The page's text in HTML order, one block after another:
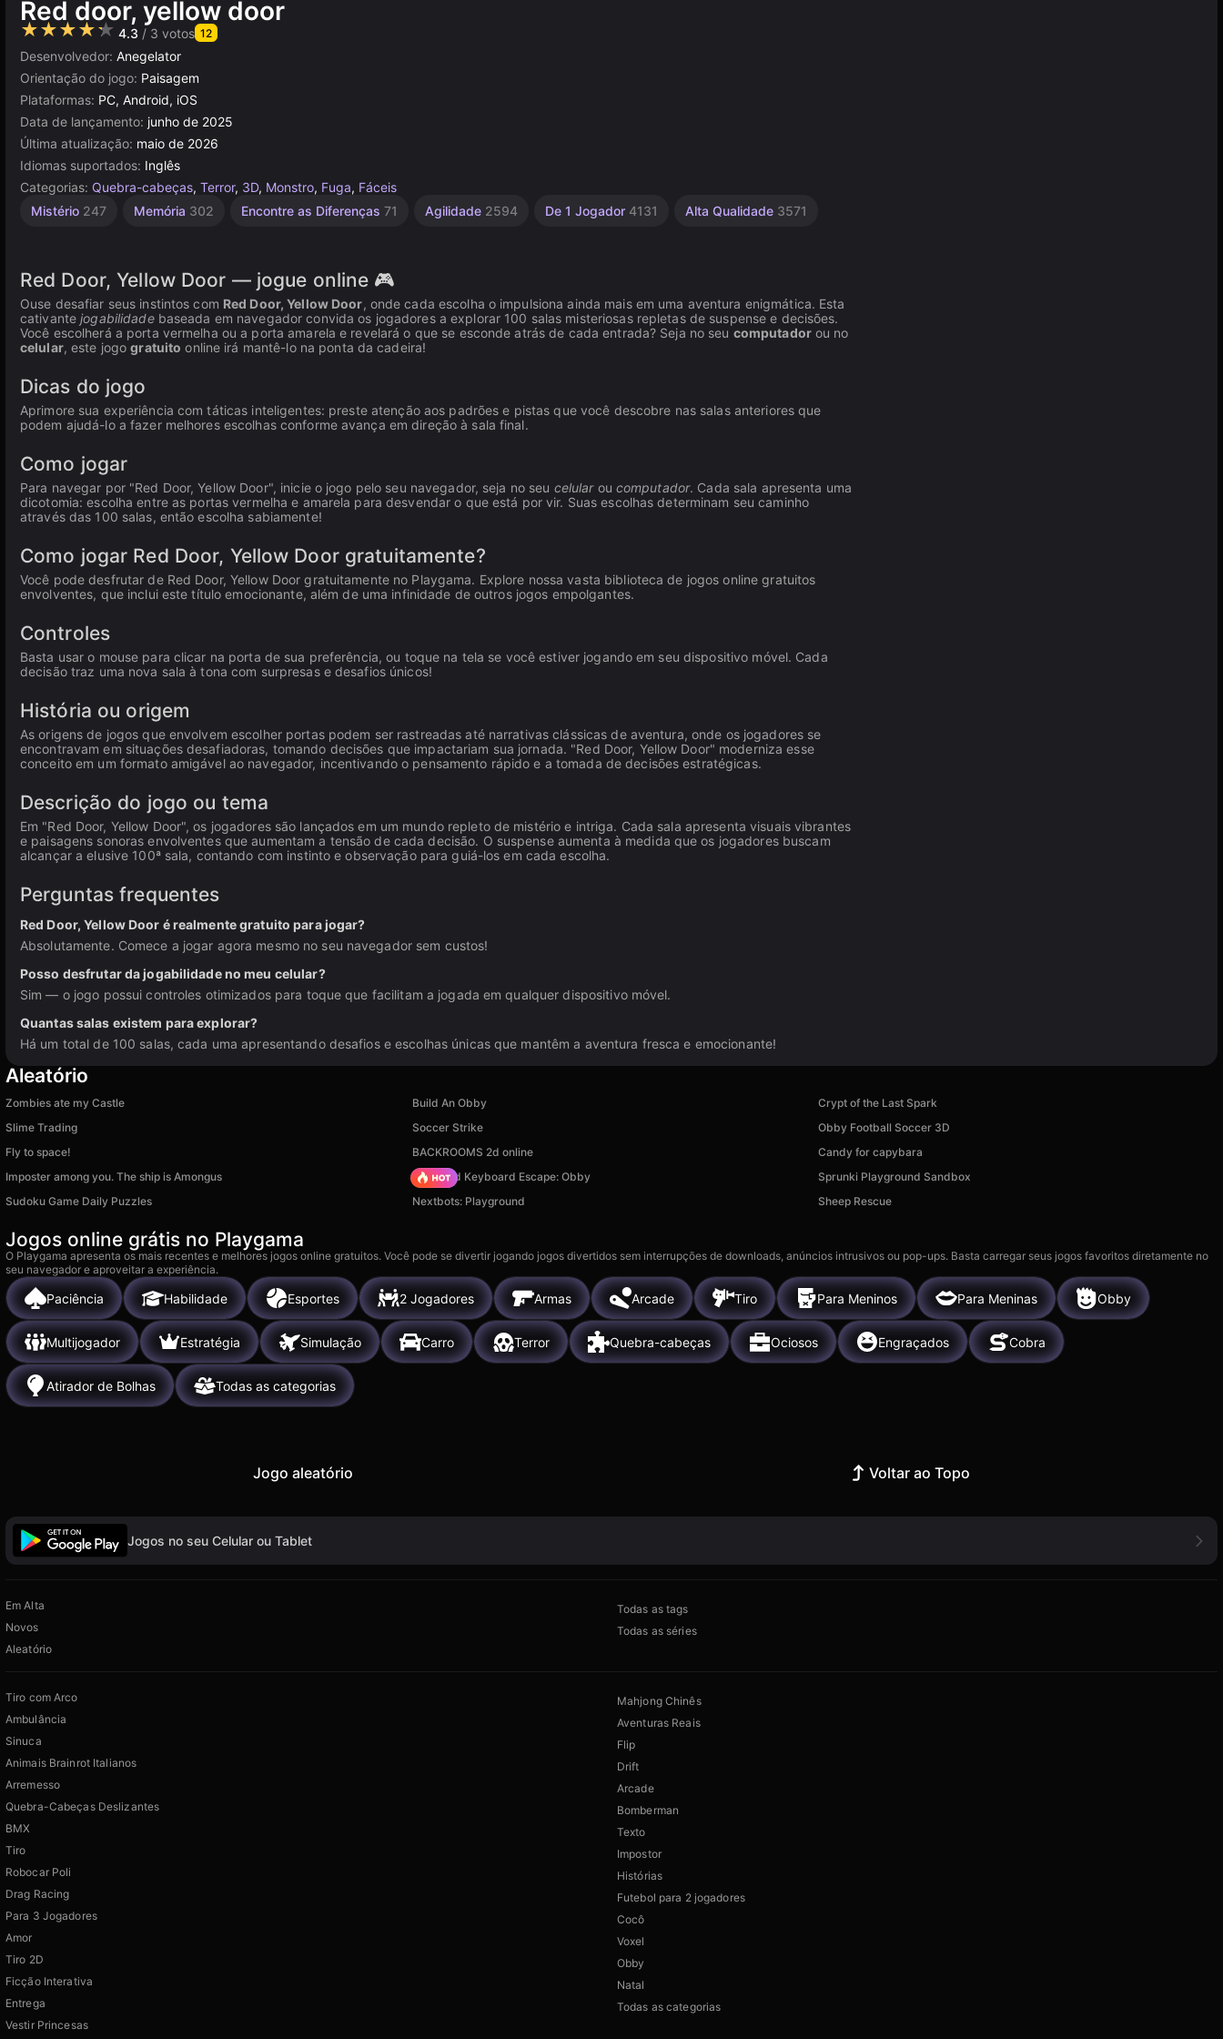
Red door, yellow door
★★★★★ 4.3 / 3 votos 12
Desenvolvedor: Anegelator
Orientação do jogo: Paisagem
Plataformas: PC, Android, iOS
Data de lançamento: junho de 2025
Última atualização: maio de 2026
Idiomas suportados: Inglês
Categorias: Quebra-cabeças, Terror, 3D, Monstro, Fuga, Fáceis
Mistério 247 Memória 302 Encontre as Diferenças 71 Agilidade 2594 De 1 Jogador 4131 Alta Qualidade 3571
Red Door, Yellow Door — jogue online 🎮
Ouse desafiar seus instintos com Red Door, Yellow Door, onde cada escolha o impulsiona ainda mais em uma aventura enigmática. Esta
cativantejogabilidadebaseada em navegador convida os jogadores a explorar 100 salas misteriosas repletas de suspense e decisões.
Você escolherá a porta vermelha ou a porta amarela e revelará o que se esconde atrás de cada entrada? Seja no seu computadorou no
celular, este jogogratuito online irá mantê-lo na ponta da cadeira!
Dicas do jogo
Aprimore sua experiência com táticas inteligentes: preste atenção aos padrões e pistas que você descobre nas salas anteriores que
podem ajudá-lo a fazer melhores escolhas conforme avança em direção à sala final.
Como jogar
Para navegar por "Red Door, Yellow Door", inicie o jogo pelo seu navegador, seja no seu celularou computador. Cada sala apresenta uma
dicotomia: escolha entre as portas vermelha e amarela para desvendar o que está por vir. Suas escolhas determinam seu caminho
através das 100 salas, então escolha sabiamente!
Como jogar Red Door, Yellow Door gratuitamente?
Você pode desfrutar de Red Door, Yellow Door gratuitamente no Playgama. Explore nossa vasta biblioteca de jogos online gratuitos
envolventes, que inclui este título emocionante, além de uma infinidade de outros jogos empolgantes.
Controles
Basta usar o mouse para clicar na porta de sua preferência, ou toque na tela se você estiver jogando em seu dispositivo móvel. Cada
decisão traz uma nova sala à tona com surpresas e desafios únicos!
História ou origem
As origens de jogos que envolvem escolher portas podem ser rastreadas até narrativas clássicas de aventura, onde os jogadores se
encontravam em situações desafiadoras, tomando decisões que impactariam sua jornada. "Red Door, Yellow Door" moderniza esse
conceito em um formato amigável ao navegador, incentivando o pensamento rápido e a tomada de decisões estratégicas.
Descrição do jogo ou tema
Em "Red Door, Yellow Door", os jogadores são lançados em um mundo repleto de mistério e intriga. Cada sala apresenta visuais vibrantes
e paisagens sonoras envolventes que aumentam a tensão de cada decisão. O suspense aumenta à medida que os jogadores buscam
alcançar a elusive 100ª sala, contando com instinto e observação para guiá-los em cada escolha.
Perguntas frequentes
Red Door, Yellow Door é realmente gratuito para jogar?
Absolutamente. Comece a jogar agora mesmo no seu navegador sem custos!
Posso desfrutar da jogabilidade no meu celular?
Sim — o jogo possui controles otimizados para toque que facilitam a jogada em qualquer dispositivo móvel.
Quantas salas existem para explorar?
Há um total de 100 salas, cada uma apresentando desafios e escolhas únicas que mantêm a aventura fresca e emocionante!
Aleatório
Zombies ate my Castle Build An Obby
Crypt of the Last Spark
Slime Trading
Soccer Strike
Obby Football Soccer 3D
Fly to space!
BACKROOMS 2d online
Candy for capybara
Imposter among you. The ship is Amongus
+1 Speed Keyboard Escape: Obby
Sprunki Playground Sandbox
Sudoku Game Daily Puzzles
Nextbots: Playground Sheep Rescue
Jogos online grátis no Playgama
O Playgama apresenta os mais recentes e melhores jogos online gratuitos. Você pode se divertir jogando jogos divertidos sem interrupções de downloads, anúncios intrusivos ou pop-ups. Basta carregar seus jogos favoritos diretamente no
seu navegador e aproveitar a experiência.
Paciência Habilidade Esportes 2 Jogadores Armas Arcade Tiro Para Meninos Para Meninas Obby
Multijogador Estratégia Simulação Carro Terror Quebra-cabeças Ociosos Engraçados Cobra
Atirador de Bolhas Todas as categorias
Jogo aleatório Voltar ao Topo
Jogos no seu Celular ou Tablet
Em Alta
Novos
Aleatório
Todas as tags
Todas as séries
Tiro com Arco
Ambulância
Sinuca
Animais Brainrot Italianos
Arremesso
Quebra-Cabeças Deslizantes
BMX
Tiro
Robocar Poli
Drag Racing
Para 3 Jogadores
Amor
Tiro 2D
Ficção Interativa
Entrega
Vestir Princesas
Mahjong Chinês
Aventuras Reais
Flip
Drift
Arcade
Bomberman
Texto
Impostor
Histórias
Futebol para 2 jogadores
Cocô
Voxel
Obby
Natal
Todas as categorias